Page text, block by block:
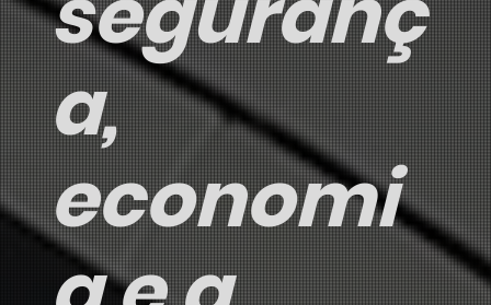
a,
economi